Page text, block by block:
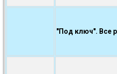
"Под ключ". Все